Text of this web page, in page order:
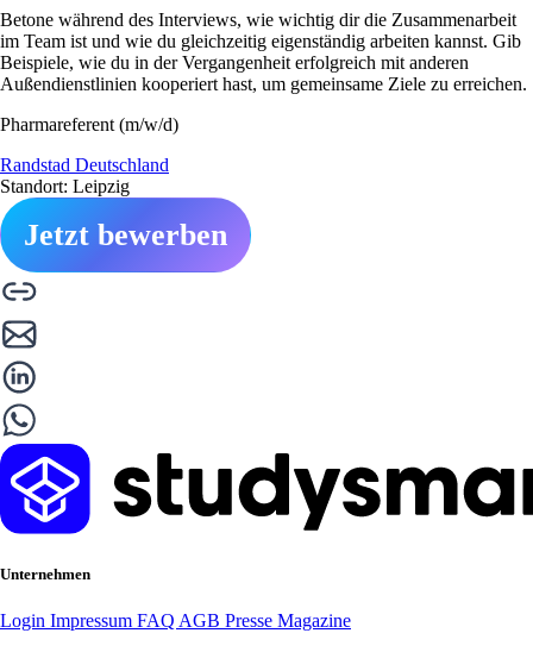
Betone während des Interviews, wie wichtig dir die Zusammenarbeit
im Team ist und wie du gleichzeitig eigenständig arbeiten kannst. Gib
Beispiele, wie du in der Vergangenheit erfolgreich mit anderen
Außendienstlinien kooperiert hast, um gemeinsame Ziele zu erreichen.
Pharmareferent (m/w/d)
Randstad Deutschland
Standort: Leipzig
Jetzt bewerben
Unternehmen
Login Impressum FAQ AGB Presse Magazine